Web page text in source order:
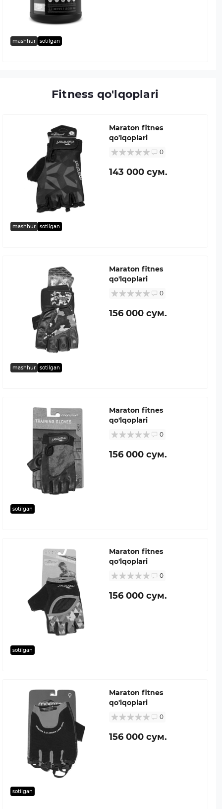
mashhur sotilgan
Fitness qo'lqoplari
mashhur sotilgan
Maraton fitnes
qo'lqoplari
0
143 000 сум.
mashhur sotilgan
Maraton fitnes
qo'lqoplari
0
156 000 сум.
sotilgan
Maraton fitnes
qo'lqoplari
0
156 000 сум.
sotilgan
Maraton fitnes
qo'lqoplari
0
156 000 сум.
sotilgan
Maraton fitnes
qo'lqoplari
0
156 000 сум.